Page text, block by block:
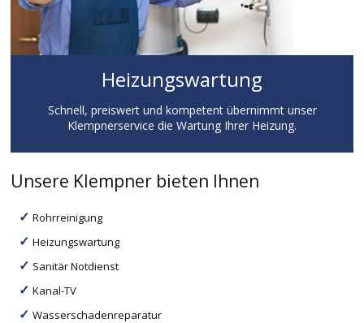
Heizungswartung
Schnell, preiswert und kompetent übernimmt unser
Klempnerservice die Wartung Ihrer Heizung.
Unsere Klempner bieten Ihnen
Rohrreinigung
Heizungswartung
Sanitär Notdienst
Kanal-TV
Wasserschadenreparatur